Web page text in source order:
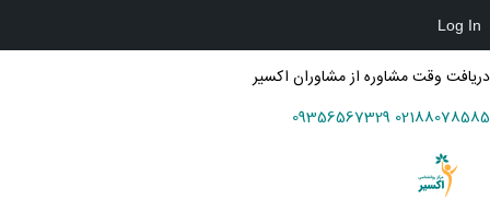
دریافت وقت مشاوره از مشاوران اکسیر
02188078585
09356567329
Log In
content